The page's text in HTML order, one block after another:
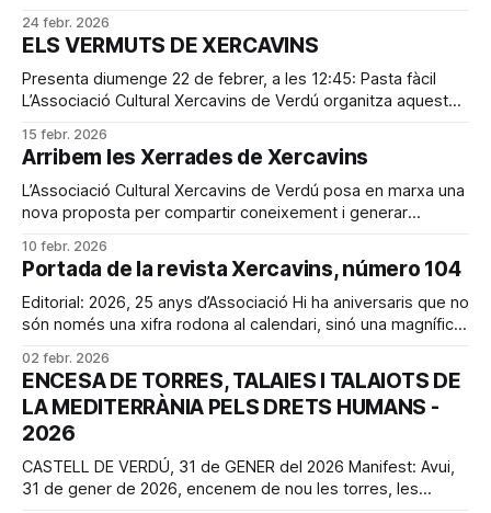
de la Federació Catalana d'Escacs, amb l’objectiu d’apropar
aquest joc mil·lenari a totes les edats i
24 febr. 2026
ELS VERMUTS DE XERCAVINS
Presenta diumenge 22 de febrer, a les 12:45: Pasta fàcil
L’Associació Cultural Xercavins de Verdú organitza aquest
obra de l’escriptor lleidatà Emili Bayo. L’acte s’inscriu dins la
voluntat de l’entitat de continuar oferint propostes
15 febr. 2026
Arribem les Xerrades de Xercavins
L’Associació Cultural Xercavins de Verdú posa en marxa una
nova proposta per compartir coneixement i generar
obertes, properes i pensades per a tothom. Estrenem el
cicle aquest dissabte 14, a 3/4 de 7 de la tarda (18.45 h), al
10 febr. 2026
Portada de la revista Xercavins, número 104
Editorial: 2026, 25 anys d’Associació Hi ha aniversaris que no
són només una xifra rodona al calendari, sinó una magnífica
sobretot, mirar endavant amb il·lusió i determinació. Aquest
2026, l’Associació Cultural Xercavins de Verdú celebrarà els
primers vint-
02 febr. 2026
ENCESA DE TORRES, TALAIES I TALAIOTS DE
LA MEDITERRÀNIA PELS DRETS HUMANS -
2026
CASTELL DE VERDÚ, 31 de GENER del 2026 Manifest: Avui,
31 de gener de 2026, encenem de nou les torres, les